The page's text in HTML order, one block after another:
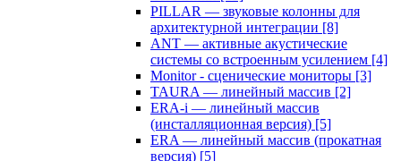
PILLAR — звуковые колонны для
архитектурной интеграции [8]
ANT — активные акустические
системы со встроенным усилением [4]
Monitor - сценические мониторы [3]
TAURA — линейный массив [2]
ERA-i — линейный массив
(инсталляционная версия) [5]
ERA — линейный массив (прокатная
версия) [5]